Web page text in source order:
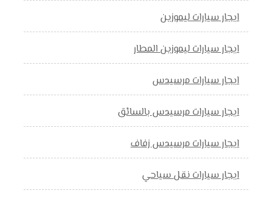
ايجار سيارات ليموزين
ايجار سيارات ليموزين المطار
ايجار سيارات مرسيدس
ايجار سيارات مرسيدس بالسائق
ايجار سيارات مرسيدس زفاف
ايجار سيارات نقل سياحي